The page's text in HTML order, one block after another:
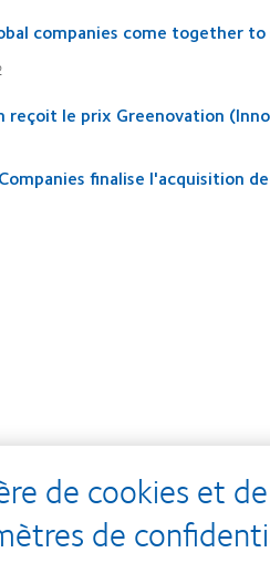
companies come together
reçoit le prix Greenovation
finalise l'acquisition
Learn
more
about
de cookies et
de